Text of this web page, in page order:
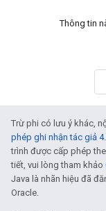
Thông tin
Trừ phi có lưu ý khác,
phép ghi nhận tác giả
trình được cấp phép
tiết, vui lòng tham khảo
Java là nhãn hiệu đã
Oracle.